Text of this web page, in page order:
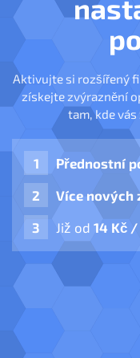
Aktivujte si rozšířený
získejte zvýraznění
tam, kde
Přednostní
Více nových
Již od 14 Kč /